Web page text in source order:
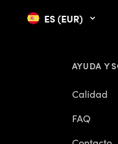
ES (EUR)
AYUDA Y
Calidad
FAQ